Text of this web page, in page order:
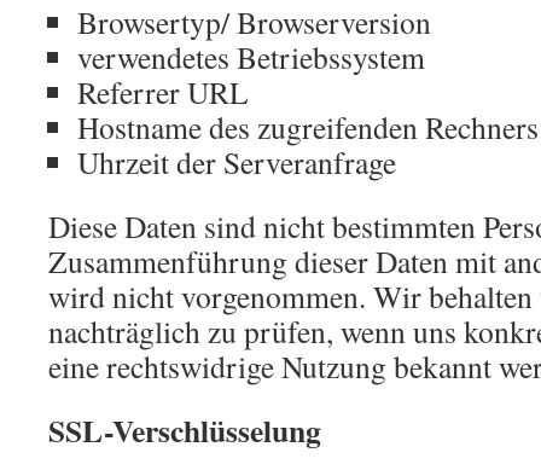
Browsertyp/ Browserversion
verwendetes Betriebssystem
Referrer URL
Hostname des zugreifenden Rechners
Uhrzeit der Serveranfrage
Diese Daten sind nicht bestimmten
Zusammenführung dieser Daten mit
wird nicht vorgenommen. Wir behalten
nachträglich zu prüfen, wenn uns
eine rechtswidrige Nutzung bekannt
SSL-Verschlüsselung